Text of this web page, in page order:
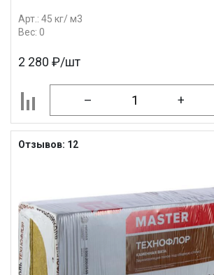
Арт.: 45 кг/ м3
Вес: 0
2 280 ₽/шт
– +
Отзывов: 12